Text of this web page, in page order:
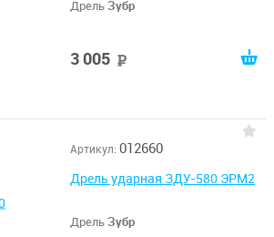
ДрельЗубр
3 005
Артикул: 012660
Дрель ударная ЗДУ-580 ЭРМ2
ДрельЗубр